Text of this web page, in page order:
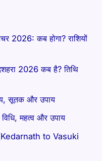
2026: कब होगा? राशियों
2026 कब है? तिथि
सूतक और उपाय
महत्व और उपाय
(Kedarnath to Vasuki